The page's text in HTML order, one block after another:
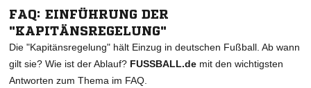
FAQ: EINFÜHRUNG DER
"KAPITÄNSREGELUNG"
Die "Kapitänsregelung" hält Einzug in deutschen Fußball. Ab wann
gilt sie? Wie ist der Ablauf? FUSSBALL.de mit den wichtigsten
Antworten zum Thema im FAQ.